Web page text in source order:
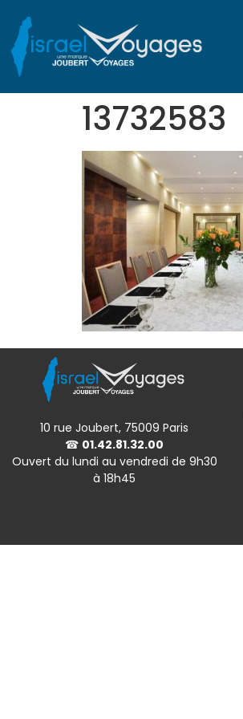
13732583
10 rue Joubert, 75009 Paris
☎ 01.42.81.32.00
Ouvert du lundi au vendredi de 9h30
à 18h45